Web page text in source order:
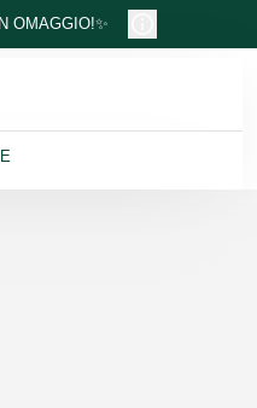
OMAGGIO!✨
stelle recensito da 1